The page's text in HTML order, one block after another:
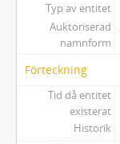
Typ av entitet
Auktoriserad
namnform
Förteckning
Tid då entitet
existerat
Historik